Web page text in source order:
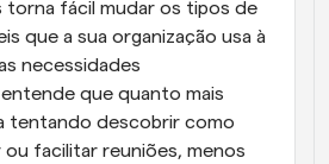
quando algo acontecer
torna fácil mudar os tipos de
que a sua organização usa à
necessidades
entende que quanto mais
tentando descobrir como
ou facilitar reuniões, menos